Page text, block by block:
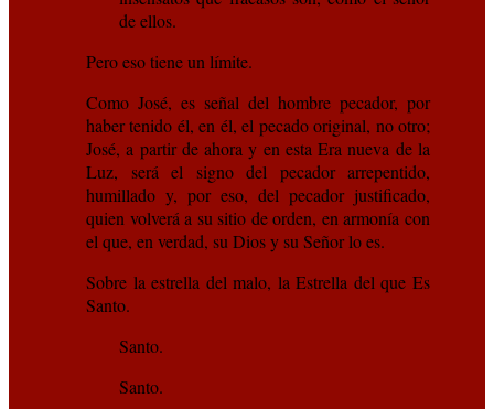
de ellos.
Pero eso tiene un límite.
Como José, es señal del hombre pecador, por
haber tenido él, en él, el pecado original, no otro;
José, a partir de ahora y en esta Era nueva de la
Luz, será el signo del pecador arrepentido,
humillado y, por eso, del pecador justificado,
quien volverá a su sitio de orden, en armonía con
el que, en verdad, su Dios y su Señor lo es.
Sobre la estrella del malo, la Estrella del que Es
Santo.
Santo.
Santo.